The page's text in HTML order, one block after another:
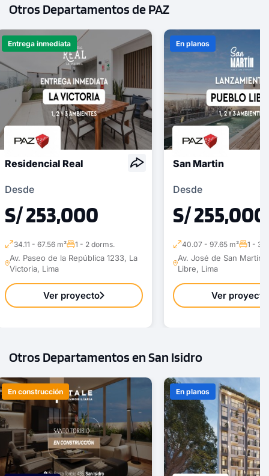
3 dorms. 3 baños
COTIZAR AHORA
Otros Departamentos de PAZ
Entrega inmediata
Residencial Real
Desde
S/ 253,000
34.11 - 67.56 m² 1 - 2 dorms.
Av. Paseo de la República 1233, La
Victoria, Lima
Ver proyecto
En planos
San Martin
Desde
S/ 255,000
40.07 - 97.65 m² 1 - 3
Av. José de San Martín
Libre, Lima
Ver proyecto
Otros Departamentos en San Isidro
En construcción En planos